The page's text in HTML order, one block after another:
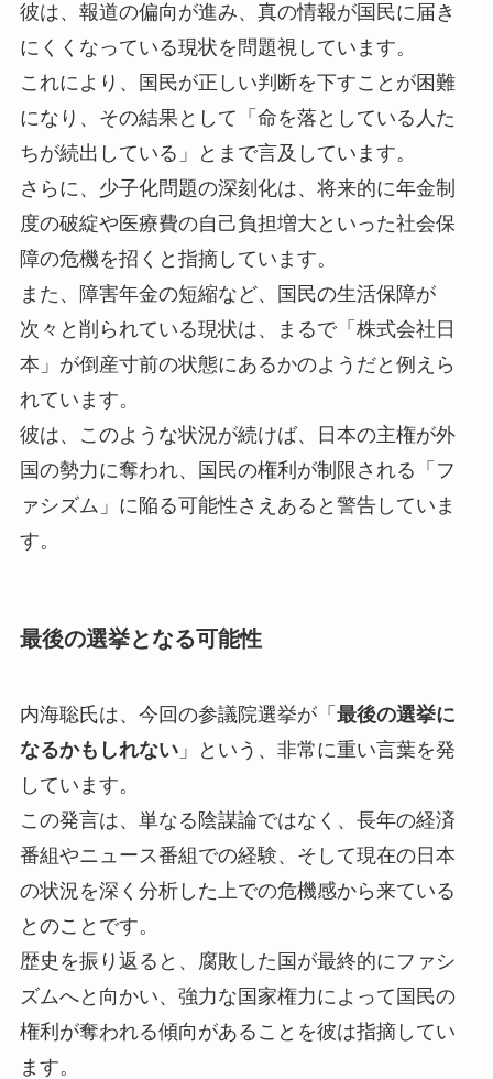
彼は、報道の偏向が進み、真の情報が国民に届き
にくくなっている現状を問題視しています。
これにより、国民が正しい判断を下すことが困難
になり、その結果として「命を落としている人た
ちが続出している」とまで言及しています。
さらに、少子化問題の深刻化は、将来的に年金制
度の破綻や医療費の自己負担増大といった社会保
障の危機を招くと指摘しています。
また、障害年金の短縮など、国民の生活保障が
次々と削られている現状は、まるで「株式会社日
本」が倒産寸前の状態にあるかのようだと例えら
れています。
彼は、このような状況が続けば、日本の主権が外
国の勢力に奪われ、国民の権利が制限される「フ
ァシズム」に陥る可能性さえあると警告していま
す。
最後の選挙となる可能性
内海聡氏は、今回の参議院選挙が「 最後の選挙に
なるかもしれない」という、非常に重い言葉を発
しています。
この発言は、単なる陰謀論ではなく、長年の経済
番組やニュース番組での経験、そして現在の日本
の状況を深く分析した上での危機感から来ている
とのことです。
歴史を振り返ると、腐敗した国が最終的にファシ
ズムへと向かい、強力な国家権力によって国民の
権利が奪われる傾向があることを彼は指摘してい
ます。